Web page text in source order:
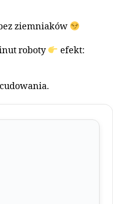
ziemniaków
roboty
efekt: